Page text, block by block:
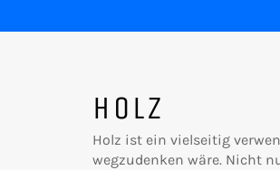
HOLZ
Holz ist ein vielseitig
wegzudenken wäre. Nicht